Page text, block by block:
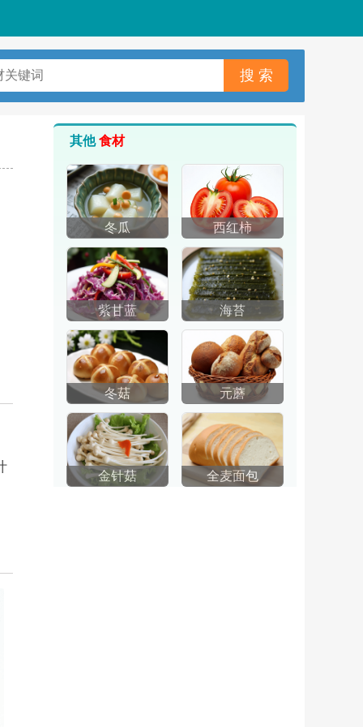
其他食材
冬瓜 西红柿
紫甘蓝 海苔
冬菇 元蘑
金针菇 全麦面包